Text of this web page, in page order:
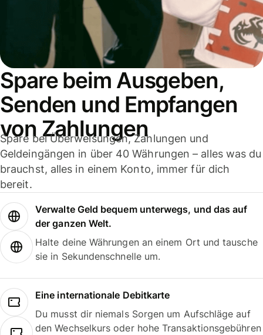
Spare beim Ausgeben,
Senden und Empfangen
von Zahlungen
Spare bei Überweisungen, Zahlungen und
Geldeingängen in über 40 Währungen – alles was du
brauchst, alles in einem Konto, immer für dich
bereit.
Verwalte Geld bequem unterwegs, und das auf
der ganzen Welt.
Halte deine Währungen an einem Ort und tausche
sie in Sekundenschnelle um.
Eine internationale Debitkarte
Du musst dir niemals Sorgen um Aufschläge auf
den Wechselkurs oder hohe Transaktionsgebühren